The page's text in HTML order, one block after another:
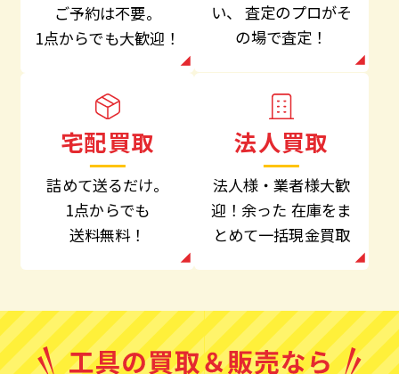
ご予約は不要。
1点からでも大歓迎！
い、 査定のプロがそ
の場で査定！
宅配買取
詰めて送るだけ。
1点からでも
送料無料！
法人買取
法人様・業者様大歓
迎！余った 在庫をま
とめて一括現金買取